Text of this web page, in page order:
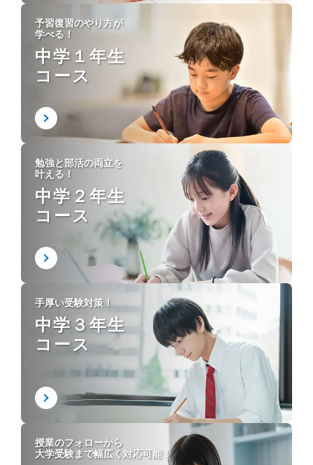
予習復習のやり方が
学べる！
中学１年生
コース
勉強と部活の両立を
叶える！
中学２年生
コース
手厚い受験対策！
中学３年生
コース
授業のフォローから
大学受験まで幅広く対応可能！